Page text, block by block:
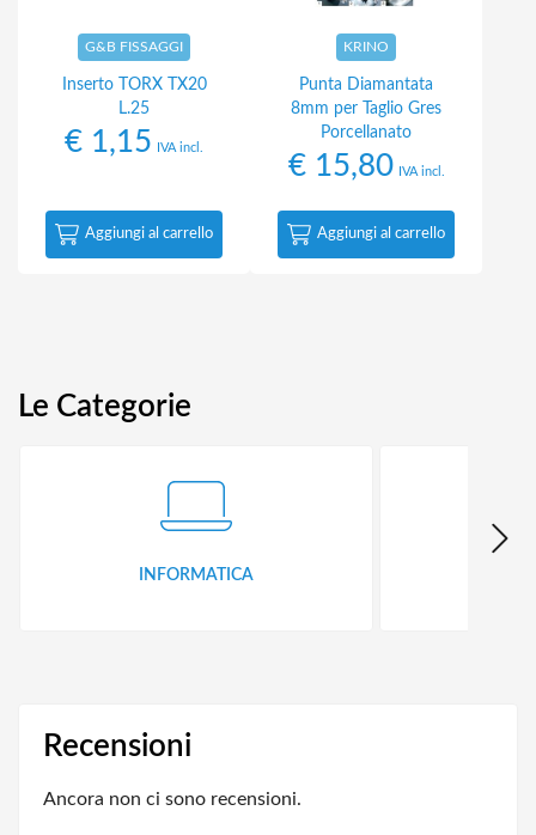
G&B FISSAGGI
Inserto TORX TX20
L.25
€ 1,15 IVA incl.
Aggiungi al carrello
KRINO
Punta Diamantata
8mm per Taglio Gres
Porcellanato
€15,80 IVA incl.
Aggiungi al carrello
Le Categorie
INFORMATICA
Recensioni
Ancora non ci sono recensioni.